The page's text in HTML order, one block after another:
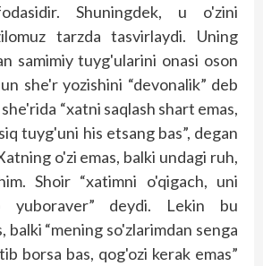
Shuningdek, u o'zini
tarzda tasvirlaydi. Uning
samimiy tuyg'ularini onasi oson
she'r yozishini “devonalik” deb
“xatni saqlash shart emas,
tuyg'uni his etsang bas”, degan
o'zi emas, balki undagi ruh,
Shoir “xatimni o'qigach, uni
yuboraver” deydi. Lekin bu
balki “mening so'zlarimdan senga
borsa bas, qog'ozi kerak emas”